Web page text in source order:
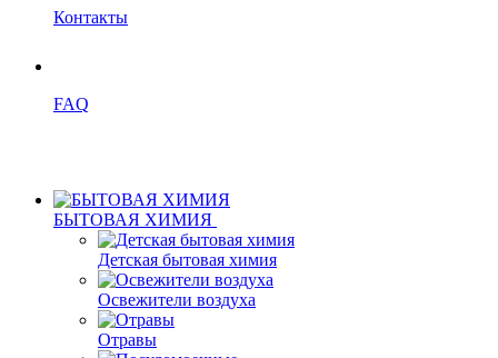
Контакты
FAQ
БЫТОВАЯ ХИМИЯ
Детская бытовая химия
Освежители воздуха
Отравы